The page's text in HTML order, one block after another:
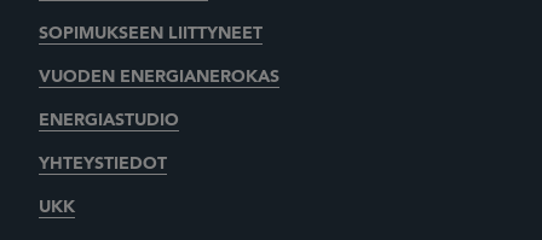
SOPIMUKSEEN LIITTYNEET
VUODEN ENERGIANEROKAS
ENERGIASTUDIO
YHTEYSTIEDOT
UKK